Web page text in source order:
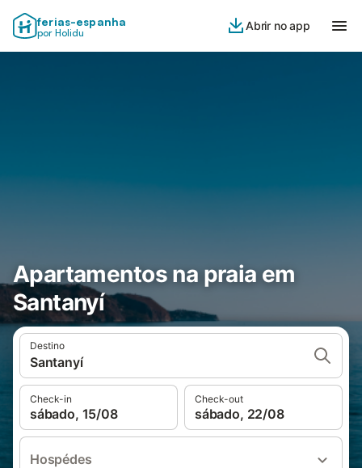
ferias-espanha
por Holidu
Abrir no app
Apartamentos na praia em
Santanyí
Destino
Santanyí
Check-in
sábado, 15/08
Check-out
sábado, 22/08
Hospédes